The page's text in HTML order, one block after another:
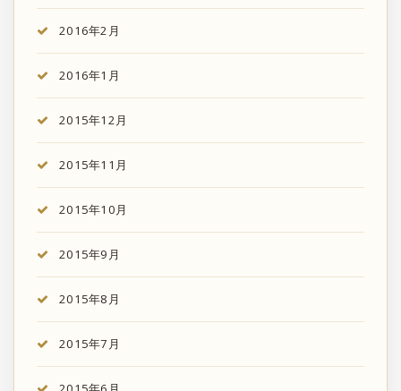
2016年2月
2016年1月
2015年12月
2015年11月
2015年10月
2015年9月
2015年8月
2015年7月